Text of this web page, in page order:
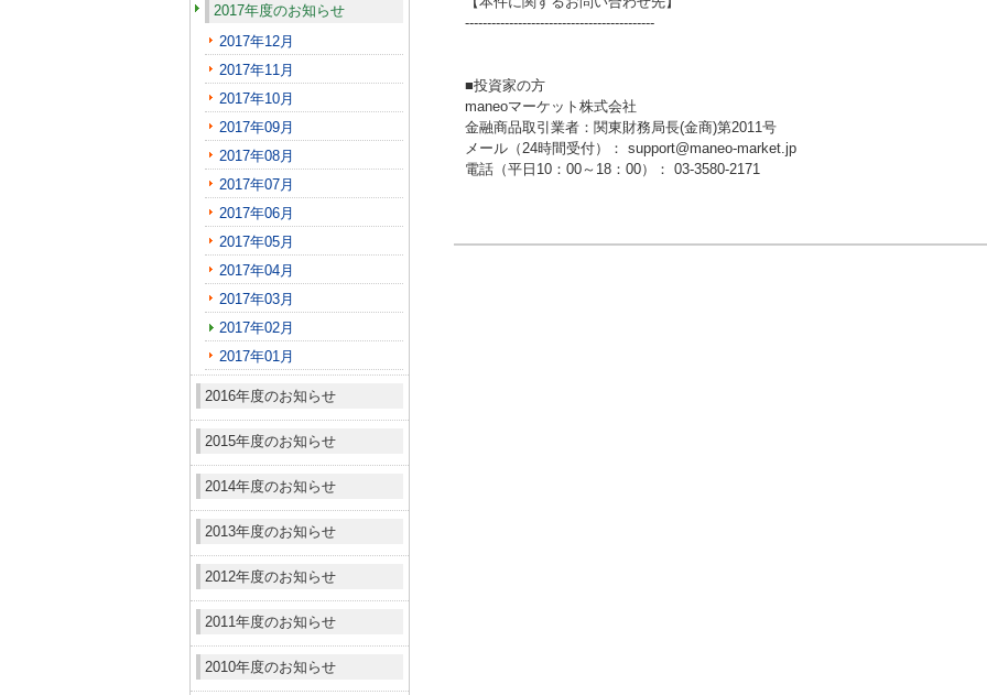
2017年度のお知らせ
2017年12月
2017年11月
2017年10月
2017年09月
2017年08月
2017年07月
2017年06月
2017年05月
2017年04月
2017年03月
2017年02月
2017年01月
2016年度のお知らせ
2015年度のお知らせ
2014年度のお知らせ
2013年度のお知らせ
2012年度のお知らせ
2011年度のお知らせ
2010年度のお知らせ
-------------------------------------------
■投資家の方
maneoマーケット株式会社
金融商品取引業者：関東財務局長(金商)第2011号
メール（24時間受付）： support@maneo-market.jp
電話（平日10：00～18：00）： 03-3580-2171